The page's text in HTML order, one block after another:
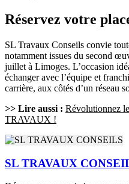
Réservez votre
SL Travaux Conseils convie
notamment issues du second
juillet à Limoges. L’occasion
échanger avec l’équipe et
carrière, aux côtés d’un réseau
>> Lire aussi : Révolutionnez
TRAVAUX !
SL TRAVAUX